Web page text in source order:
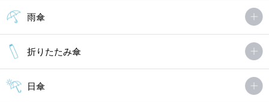
雨傘
折りたたみ傘
日傘